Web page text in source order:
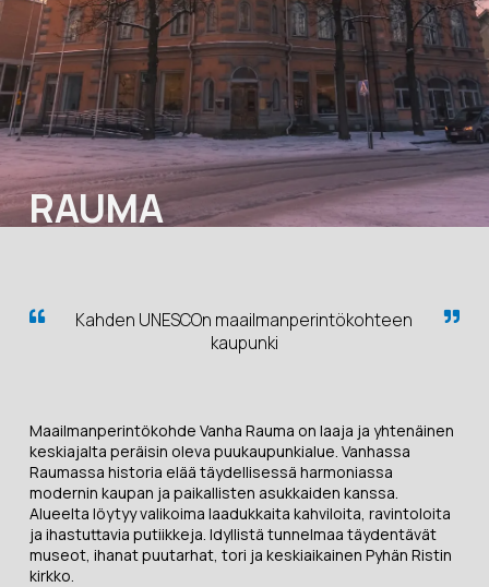
RAUMA
Kahden UNESCOn maailmanperintökohteen
kaupunki
Maailmanperintökohde Vanha Rauma on laaja ja yhtenäinen
keskiajalta peräisin oleva puukaupunkialue. Vanhassa
Raumassa historia elää täydellisessä harmoniassa
modernin kaupan ja paikallisten asukkaiden kanssa.
Alueelta löytyy valikoima laadukkaita kahviloita, ravintoloita
ja ihastuttavia putiikkeja. Idyllistä tunnelmaa täydentävät
museot, ihanat puutarhat, tori ja keskiaikainen Pyhän Ristin
kirkko.